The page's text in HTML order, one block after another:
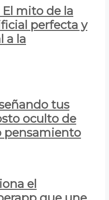
mito de la
perfecta y
a la
tus
oculto de
pensamiento
el